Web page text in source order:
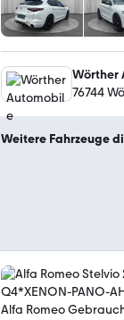
Wörther
76744
Weitere Fahrzeuge